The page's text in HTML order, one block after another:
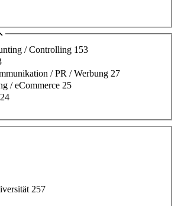
/ Controlling 153
/ PR / Werbung 27
/ eCommerce 25
24
257